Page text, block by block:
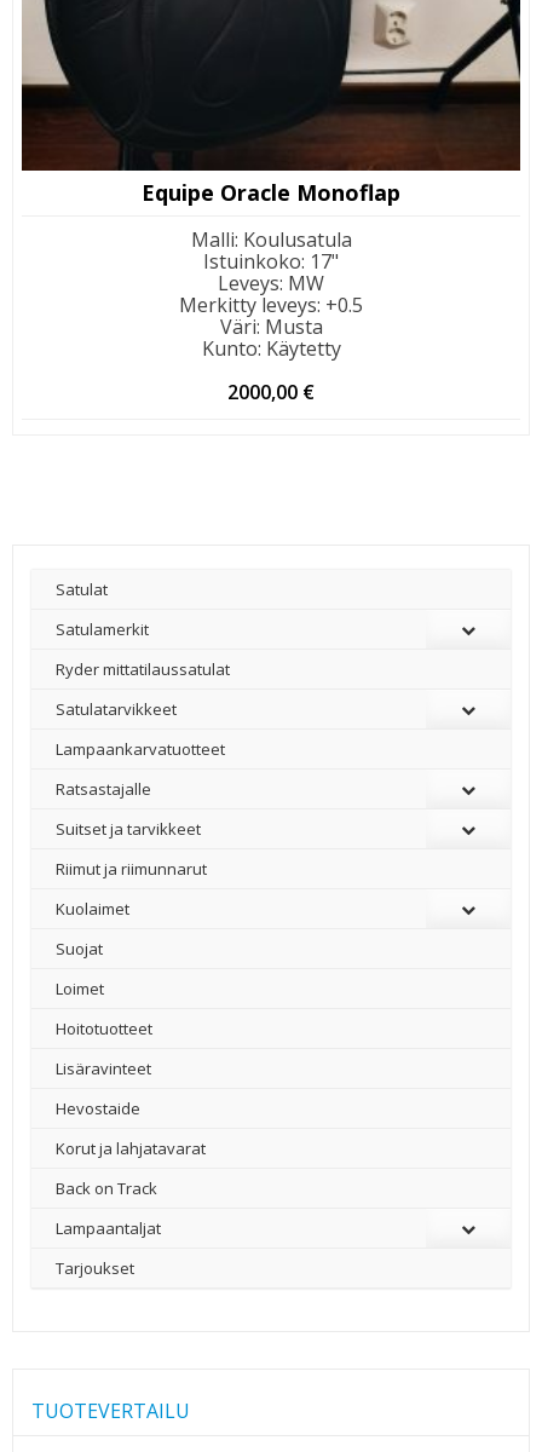
Equipe Oracle Monoflap
Malli: Koulusatula
Istuinkoko: 17"
Leveys: MW
Merkitty leveys: +0.5
Väri: Musta
Kunto: Käytetty
2000,00 €
Satulat
Satulamerkit
Ryder mittatilaussatulat
Satulatarvikkeet
–
Lampaankarvatuotteet
Ratsastajalle
Suitset ja tarvikkeet
Riimut ja riimunnarut
Kuolaimet
Suojat
Loimet
Hoitotuotteet
Lisäravinteet
Hevostaide
Korut ja lahjatavarat
Back on Track
Lampaantaljat
Tarjoukset
TUOTEVERTAILU